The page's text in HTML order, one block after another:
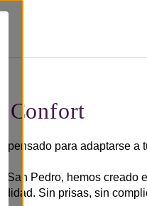
Confort
pensado para adaptarse a
San Pedro, hemos
Sin prisas, sin